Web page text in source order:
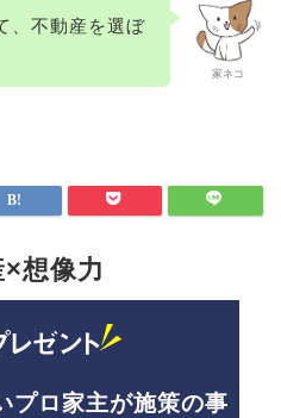
家ネコ
、不動産を選ぼ
想像力
プロ家主が施策の事